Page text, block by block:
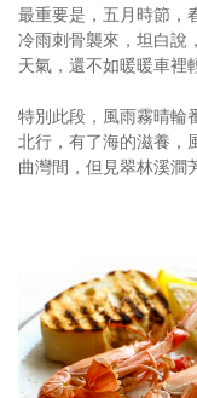
最重要是，五月時節，
冷雨刺骨襲來，坦白說
天氣，還不如暖暖車裡
特別此段，風雨霧晴輪
北行，有了海的滋養，
曲灣間，但見翠林溪澗